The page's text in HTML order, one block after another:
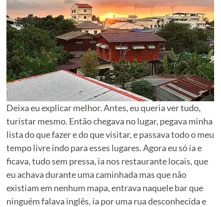
Deixa eu explicar melhor. Antes, eu queria ver tudo,
turistar mesmo. Então chegava no lugar, pegava minha
lista do que fazer e do que visitar, e passava todo o meu
tempo livre indo para esses lugares. Agora eu só ia e
ficava, tudo sem pressa, ia nos restaurante locais, que
eu achava durante uma caminhada mas que não
existiam em nenhum mapa, entrava naquele bar que
ninguém falava inglês, ia por uma rua desconhecida e